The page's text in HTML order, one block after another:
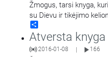
Žmogus, tarsi knyga,
su Dievu ir tikėjimo
yra atverčiama
Atversta knyga
2016-01-08 166